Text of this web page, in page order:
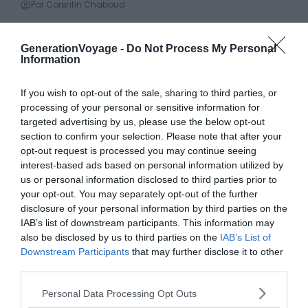
GenerationVoyage - Do Not Process My Personal
Information
If you wish to opt-out of the sale, sharing to third parties, or
processing of your personal or sensitive information for
targeted advertising by us, please use the below opt-out
section to confirm your selection. Please note that after your
opt-out request is processed you may continue seeing
interest-based ads based on personal information utilized by
us or personal information disclosed to third parties prior to
your opt-out. You may separately opt-out of the further
disclosure of your personal information by third parties on the
IAB’s list of downstream participants. This information may
also be disclosed by us to third parties on the IAB’s List of
Downstream Participants that may further disclose it to other
Personal Data Processing Opt Outs
Par Corentin Chaboud
Conseils logement
Dans quel village loger sur l’île de Noirmoutier ?
Le 2 mai 2025
Conseils logement
Dans quelle ville loger autour du Golfe du Morbihan ?
Le 2 mai 2025
Par Corentin Chaboud
Conseils logement
Dans quel village loger sur la Presqu’île de Quiberon
?
Le 2 mai 2025
Par Corentin Chaboud
Dans quel quartier loger à La Rochelle ?
Le 11 décembre 2025